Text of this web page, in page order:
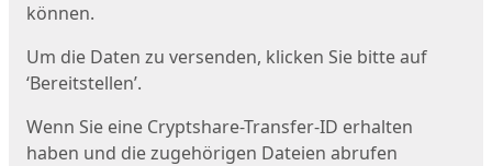
können.
Um die Daten zu versenden, klicken Sie bitte auf
‘Bereitstellen’.
Wenn Sie eine Cryptshare-Transfer-ID erhalten
haben und die zugehörigen Dateien abrufen